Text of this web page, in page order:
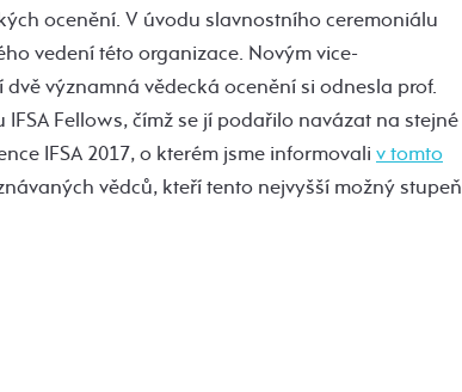
ocenění. V úvodu slavnostního ceremoniálu
vedení této organizace. Novým vice-
významná vědecká ocenění si odnesla prof.
Fellows, čímž se jí podařilo navázat na stejné
IFSA 2017, o kterém jsme informovali v tomto
vědců, kteří tento nejvyšší možný stupeň